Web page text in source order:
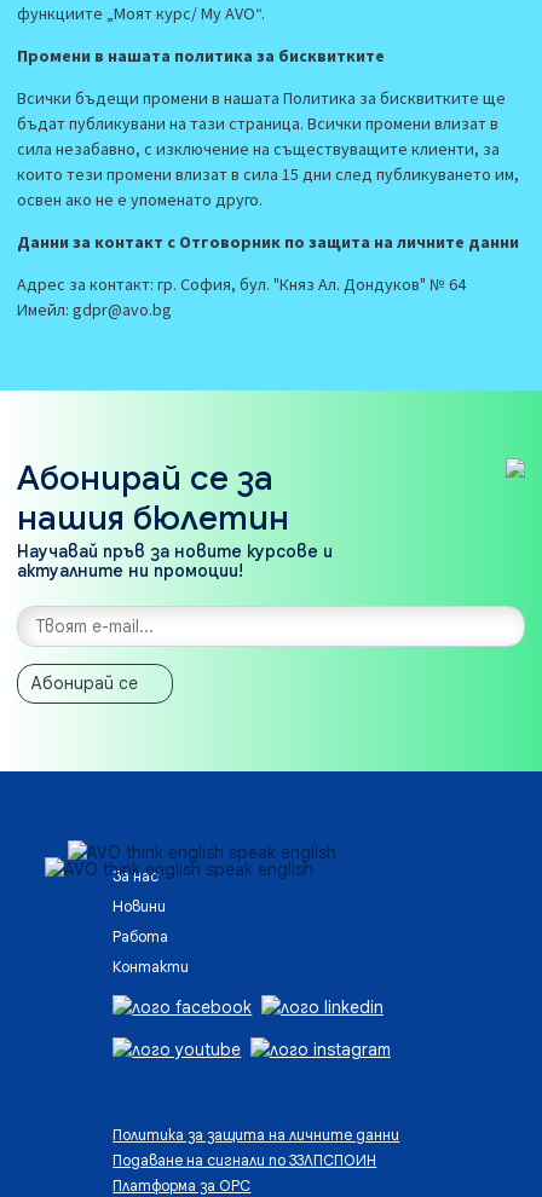
функциите „Моят курс/ My AVO“.
Промени в нашата политика за бисквитките
Всички бъдещи промени в нашата Политика за бисквитките ще
бъдат публикувани на тази страница. Всички промени влизат в
сила незабавно, с изключение на съществуващите клиенти, за
които тези промени влизат в сила 15 дни след публикуването им,
освен ако не е упоменато друго.
Данни за контакт с Отговорник по защита на личните данни
Адрес за контакт: гр. София, бул. "Княз Ал. Дондуков" № 64
Имейл: gdpr@avo.bg
Абонирай се за
нашия бюлетин
Научавай пръв за новите курсове и
актуалните ни промоции!
Абонирай се
За нас
Новини
Работа
Контакти
Политика за защита на личните данни
Подаване на сигнали по ЗЗЛПСПОИН
Платформа за ОРС